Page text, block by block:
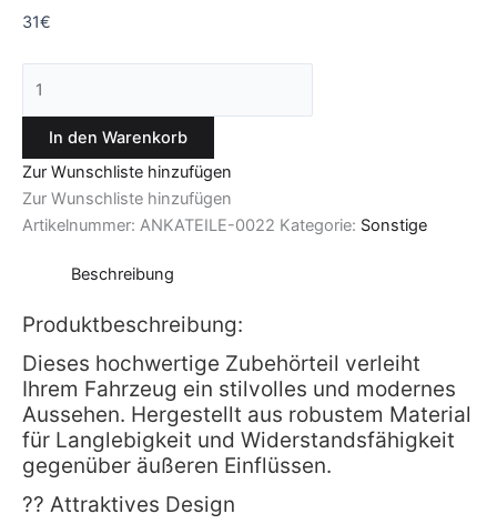
31€
In den Warenkorb
Zur Wunschliste hinzufügen
Zur Wunschliste hinzufügen
Artikelnummer: ANKATEILE-0022 Kategorie: Sonstige
Beschreibung
Produktbeschreibung:
Dieses hochwertige Zubehörteil verleiht
Ihrem Fahrzeug ein stilvolles und modernes
Aussehen. Hergestellt aus robustem Material
für Langlebigkeit und Widerstandsfähigkeit
gegenüber äußeren Einflüssen.
?? Attraktives Design